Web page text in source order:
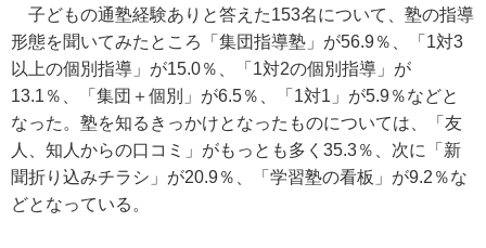
子どもの通塾経験ありと答えた153名について、塾の指導
形態を聞いてみたところ「集団指導塾」が56.9％、「1対3
以上の個別指導」が15.0％、「1対2の個別指導」が
13.1％、「集団＋個別」が6.5％、「1対1」が5.9％などと
なった。塾を知るきっかけとなったものについては、「友
人、知人からの口コミ」がもっとも多く35.3％、次に「新
聞折り込みチラシ」が20.9％、「学習塾の看板」が9.2％な
どとなっている。